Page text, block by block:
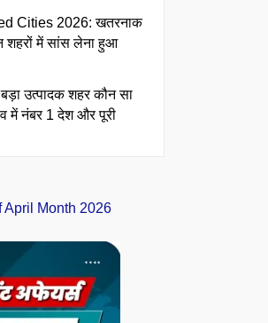
Cities 2026: खतरनाक
शहरों में सांस लेना हुआ
उत्पादक शहर कौन सा
में नंबर 1 देश और पूरी